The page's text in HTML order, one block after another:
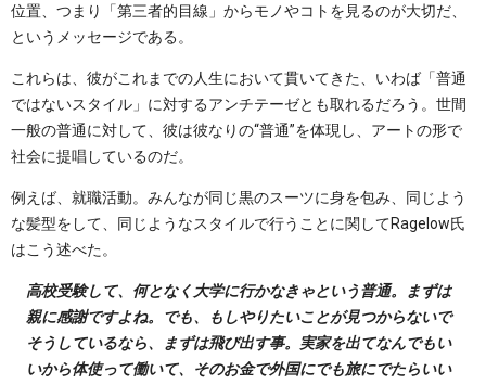
位置、つまり「第三者的目線」からモノやコトを見るのが大切だ、
というメッセージである。
これらは、彼がこれまでの人生において貫いてきた、いわば「普通
ではないスタイル」に対するアンチテーゼとも取れるだろう。世間
一般の普通に対して、彼は彼なりの“普通”を体現し、アートの形で
社会に提唱しているのだ。
例えば、就職活動。みんなが同じ黒のスーツに身を包み、同じよう
な髪型をして、同じようなスタイルで行うことに関してRagelow氏
はこう述べた。
高校受験して、何となく大学に行かなきゃという普通。まずは
親に感謝ですよね。でも、もしやりたいことが見つからないで
そうしているなら、まずは飛び出す事。実家を出てなんでもい
いから体使って働いて、そのお金で外国にでも旅にでたらいい